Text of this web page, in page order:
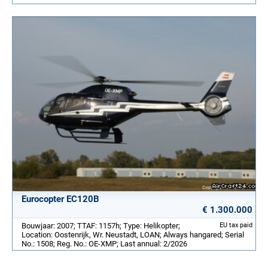
Eurocopter EC120B
€ 1.300.000
EU tax paid
Bouwjaar: 2007; TTAF: 1157h; Type: Helikopter;
Location: Oostenrijk, Wr. Neustadt, LOAN; Always hangared; Serial
No.: 1508; Reg. No.: OE-XMP; Last annual: 2/2026